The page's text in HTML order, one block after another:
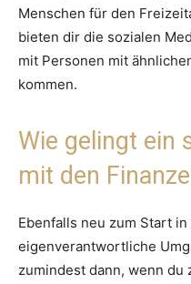
Menschen für den
bieten dir die sozialen
mit Personen mit
kommen.
Wie gelingt ein
mit den
Ebenfalls neu zum Start
eigenverantwortliche
zumindest dann, wenn